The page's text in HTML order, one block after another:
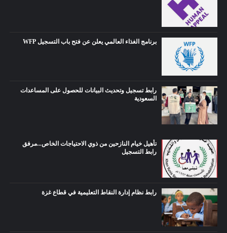
برنامج الغذاء العالمي يعلن عن فتح باب التسجيل WFP
رابط تسجيل وتحديث البيانات للحصول على المساعدات
السعودية
تأهيل خيام النازحين من ذوي الاحتياجات الخاص...مرفق
رابط التسجيل
رابط نظام إدارة النقاط التعليمية في قطاع غزة